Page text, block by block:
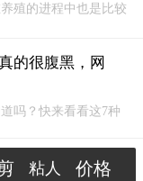
殖的进程中也是比较
的很腹黑，网
吗？快来看看这7种
很聪明，但是有时候
和主人耍小心思。有
粘人 价格